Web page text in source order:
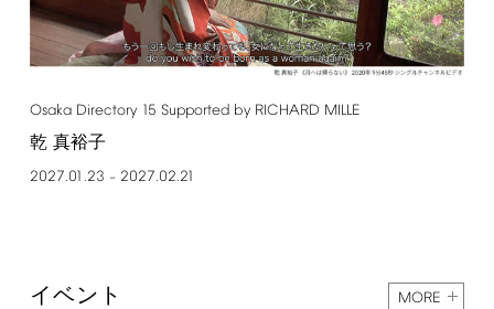
Osaka Directory 15 Supported by RICHARD MILLE
乾 真裕子
2027.01.23 – 2027.02.21
イベント MORE